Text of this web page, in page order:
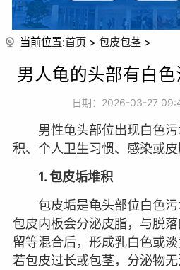
当前位置:首页 > 包皮包茎 >
男人龟的头部有白
日期：2026-03-27
男性龟头部位出现白色污
积、个人卫生习惯、感染或皮
1. 包皮垢堆积
包皮垢是龟头部位白色污
包皮内板会分泌皮脂，与脱
留等混合后，形成乳白色或淡
若包皮过长或包茎，分泌物